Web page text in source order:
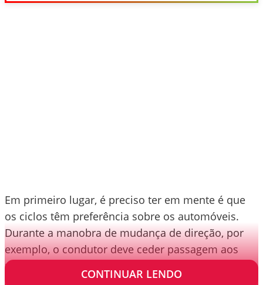
Em primeiro lugar, é preciso ter em mente é que
os ciclos têm preferência sobre os automóveis.
Durante a manobra de mudança de direção, por
exemplo, o condutor deve ceder passagem aos
pedestres e ciclistas.
CONTINUAR LENDO